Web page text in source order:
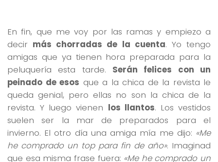
En fin, que me voy por las ramas y empiezo a
decir más chorradas de la cuenta. Yo tengo
amigas que ya tienen hora preparada para la
peluquería esta tarde. Serán felices con un
peinado de esos que a la chica de la revista le
queda genial, pero ellas no son la chica de la
revista. Y luego vienen los llantos. Los vestidos
suelen ser la mar de preparados para el
invierno. El otro día una amiga mía me dijo: «Me
he comprado un top para fin de año». Imaginad
que esa misma frase fuera: «Me he comprado un